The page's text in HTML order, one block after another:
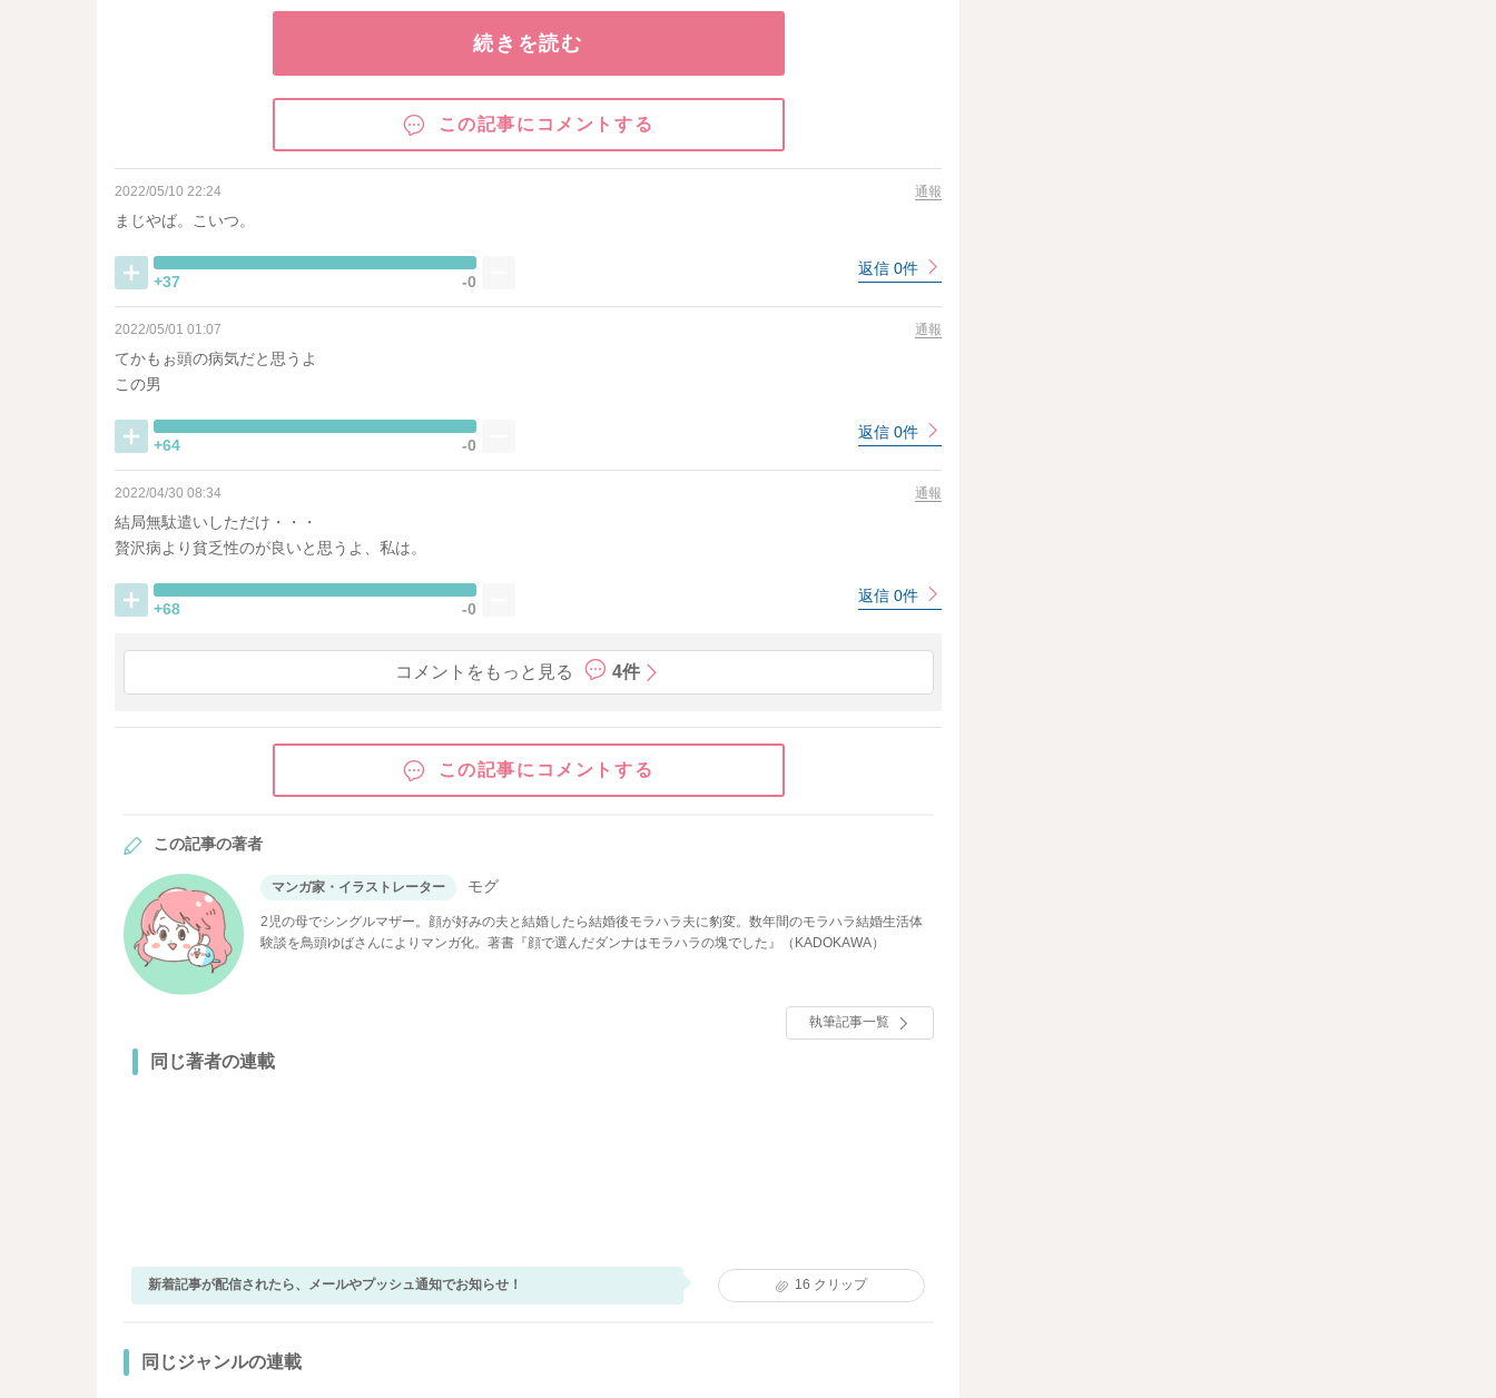
続きを読む
この記事にコメントする
2022/05/10 22:24 通報
まじやば。こいつ。
+37 -0
返信 0件
2022/05/01 01:07 通報
てかもぉ頭の病気だと思うよ
この男
+64 -0
返信 0件
2022/04/30 08:34 通報
結局無駄遣いしただけ・・・
贅沢病より貧乏性のが良いと思うよ、私は。
+68 -0
返信 0件
コメントをもっと見る 4件
この記事にコメントする
この記事の著者
マンガ家・イラストレーター モグ
2児の母でシングルマザー。顔が好みの夫と結婚したら結婚後モラハラ夫に豹変。数年間のモラハラ結婚生活体
験談を鳥頭ゆばさんによりマンガ化。著書『顔で選んだダンナはモラハラの塊でした』（KADOKAWA）
執筆記事一覧
同じ著者の連載
新着記事が配信されたら、メールやプッシュ通知でお知らせ！ 16 クリップ
同じジャンルの連載